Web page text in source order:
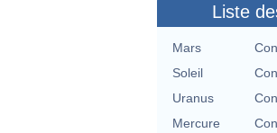
Liste
Mars
Soleil
Uranus
Mercure